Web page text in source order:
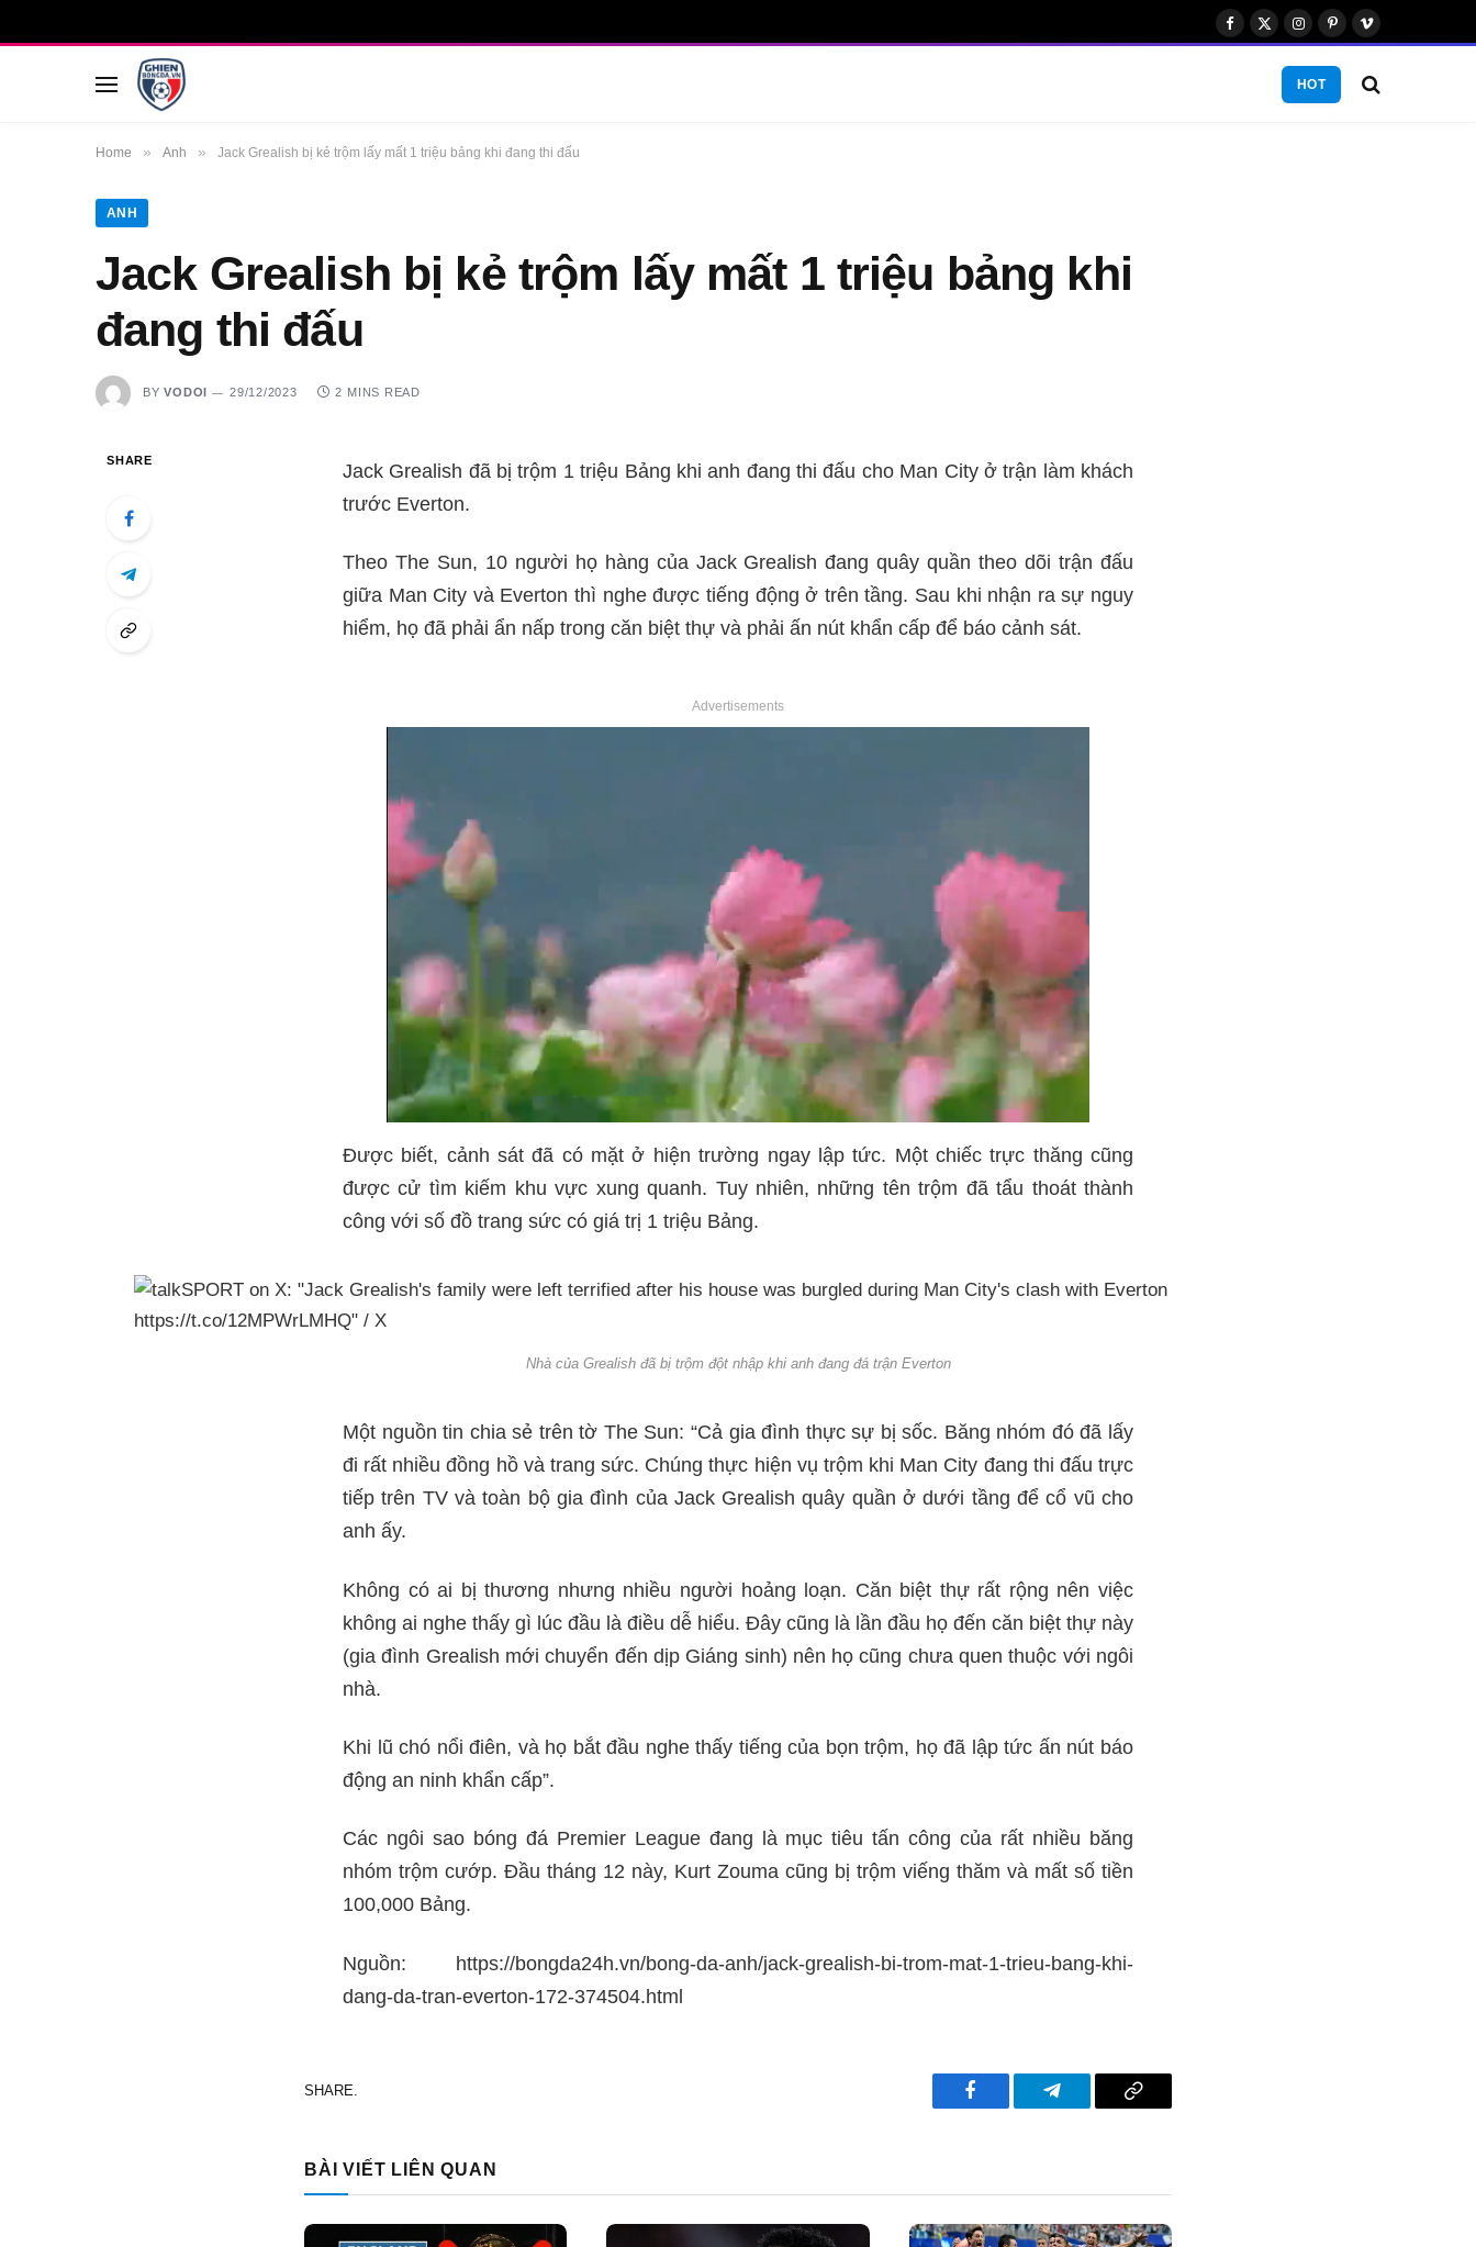
Facebook
X
Instagram
PinterestVimeo
HOT
Home » Anh » Jack Grealish bị kẻ trộm lấy mất 1 triệu bảng khi đang thi đấu
ANH
Jack Grealish bị kẻ trộm lấy mất 1 triệu bảng khi
đang thi đấu
BY VODOI 29/12/2023 2 MINS READ
SHARE
Jack Grealish đã bị trộm 1 triệu Bảng khi anh đang thi đấu cho Man City ở trận làm khách
trước Everton.
Theo The Sun, 10 người họ hàng của Jack Grealish đang quây quần theo dõi trận đấu
giữa Man City và Everton thì nghe được tiếng động ở trên tầng. Sau khi nhận ra sự nguy
hiểm, họ đã phải ẩn nấp trong căn biệt thự và phải ấn nút khẩn cấp để báo cảnh sát.
Advertisements
Được biết, cảnh sát đã có mặt ở hiện trường ngay lập tức. Một chiếc trực thăng cũng
được cử tìm kiếm khu vực xung quanh. Tuy nhiên, những tên trộm đã tẩu thoát thành
công với số đồ trang sức có giá trị 1 triệu Bảng.
Nhà của Grealish đã bị trộm đột nhập khi anh đang đá trận Everton
Một nguồn tin chia sẻ trên tờ The Sun: “Cả gia đình thực sự bị sốc. Băng nhóm đó đã lấy
đi rất nhiều đồng hồ và trang sức. Chúng thực hiện vụ trộm khi Man City đang thi đấu trực
tiếp trên TV và toàn bộ gia đình của Jack Grealish quây quần ở dưới tầng để cổ vũ cho
anh ấy.
Không có ai bị thương nhưng nhiều người hoảng loạn. Căn biệt thự rất rộng nên việc
không ai nghe thấy gì lúc đầu là điều dễ hiểu. Đây cũng là lần đầu họ đến căn biệt thự này
(gia đình Grealish mới chuyển đến dịp Giáng sinh) nên họ cũng chưa quen thuộc với ngôi
nhà.
Khi lũ chó nổi điên, và họ bắt đầu nghe thấy tiếng của bọn trộm, họ đã lập tức ấn nút báo
động an ninh khẩn cấp”.
Các ngôi sao bóng đá Premier League đang là mục tiêu tấn công của rất nhiều băng
nhóm trộm cướp. Đầu tháng 12 này, Kurt Zouma cũng bị trộm viếng thăm và mất số tiền
100,000 Bảng.
Nguồn: https://bongda24h.vn/bong-da-anh/jack-grealish-bi-trom-mat-1-trieu-bang-khi-
dang-da-tran-everton-172-374504.html
SHARE.
Facebook Telegram Copy
BÀI VIẾT LIÊN QUAN